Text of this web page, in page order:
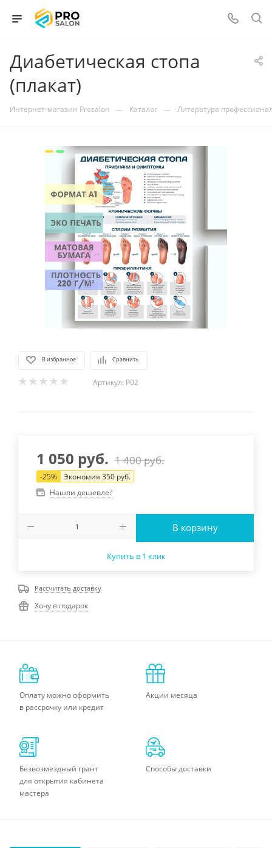
Диабетическая стопа
(плакат)
Интернет-магазин Prosalon — Каталог — Литература
В избранное Сравнить
Артикул: P02
1 050 руб. 1 400руб.
-25% Экономия 350 руб.
Нашли дешевле?
В корзину
Купить в 1 клик
Рассчитать доставку
Хочу в подарок
Оплату можно оформить
в рассрочку или кредит
Акции месяца
Безвозмездный грант
для открытия кабинета
мастера
Способы доставки